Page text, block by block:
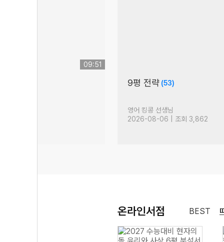
09:51
9평 전략 (53)
영어 킹콩 선생님
2026-08-06 | 조회 3,862
온라인서점 BEST